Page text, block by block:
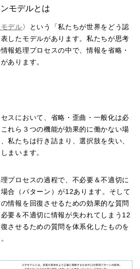
モデルとは
デル 〉という「私たちが世界をどう認
したモデルがあります。私たちが思考
報処理プロセスの中で、情報を省略・
あります。
スにおいて、省略・歪曲・一般化は必
れら３つの機能が効果的に働かない場
私たちは行き詰まり、選択肢を失い、
まいます。
プロセスの過程で、不必要＆不適切に
合（パターン）が12あります。そして
情報を回復させるための効果的な質問
要＆不適切に情報が失われてしまう12
させるための質問を体系化したものを